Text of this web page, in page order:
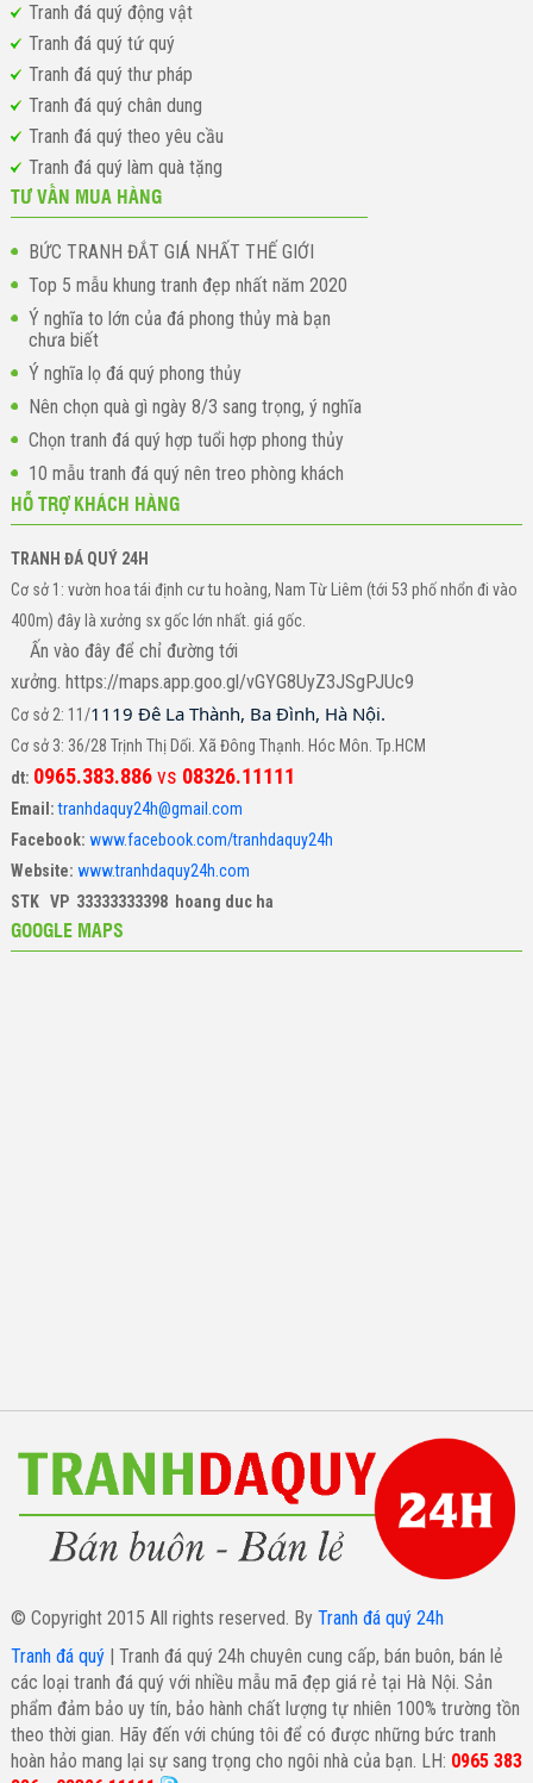
Tranh đá quý động vật
Tranh đá quý tứ quý
Tranh đá quý thư pháp
Tranh đá quý chân dung
Tranh đá quý theo yêu cầu
Tranh đá quý làm quà tặng
TƯ VẤN MUA HÀNG
BỨC TRANH ĐẮT GIÁ NHẤT THẾ GIỚI
Top 5 mẫu khung tranh đẹp nhất năm 2020
Ý nghĩa to lớn của đá phong thủy mà bạn
chưa biết
Ý nghĩa lọ đá quý phong thủy
Nên chọn quà gì ngày 8/3 sang trọng, ý nghĩa
Chọn tranh đá quý hợp tuổi hợp phong thủy
10 mẫu tranh đá quý nên treo phòng khách
HỖ TRỢ KHÁCH HÀNG
TRANH ĐÁ QUÝ 24H
Cơ sở 1: vườn hoa tái định cư tu hoàng, Nam Từ Liêm (tới 53 phố nhổn đi vào
400m) đây là xưởng sx gốc lớn nhất. giá gốc.
Ấn vào đây để chỉ đường tới
xưởng. https://maps.app.goo.gl/vGYG8UyZ3JSgPJUc9
Cơ sở 2: 11/1119 Đê La Thành, Ba Đình, Hà Nội.
Cơ sở 3: 36/28 Trịnh Thị Dối. Xã Đông Thạnh. Hóc Môn. Tp.HCM
dt: 0965.383.886vs 08326.11111
Email: tranhdaquy24h@gmail.com
Facebook: www.facebook.com/tranhdaquy24h
Website: www.tranhdaquy24h.com
STK VP 33333333398 hoang duc ha
GOOGLE MAPS
© Copyright 2015 All rights reserved. By Tranh đá quý 24h
Tranh đá quý | Tranh đá quý 24h chuyên cung cấp, bán buôn, bán lẻ
các loại tranh đá quý với nhiều mẫu mã đẹp giá rẻ tại Hà Nội. Sản
phẩm đảm bảo uy tín, bảo hành chất lượng tự nhiên 100% trường tồn
theo thời gian. Hãy đến với chúng tôi để có được những bức tranh
hoàn hảo mang lại sự sang trọng cho ngôi nhà của bạn. LH: 0965 383